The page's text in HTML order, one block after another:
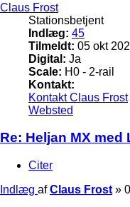
Claus Frost
Stationsbetjent
Indlæg: 45
Tilmeldt: 05 okt
Digital: Ja
Scale: H0 - 2-rail
Kontakt:
Kontakt Claus Frost
Websted
Re: Heljan MX
Citer
Indlæg afClaus Frost »